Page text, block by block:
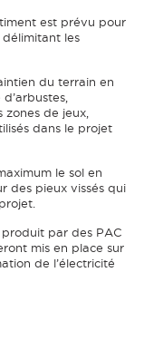
est prévu pour
les
du terrain en
de jeux,
dans le projet
le sol en
des pieux vissés qui
par des PAC
mis en place sur
de l’électricité